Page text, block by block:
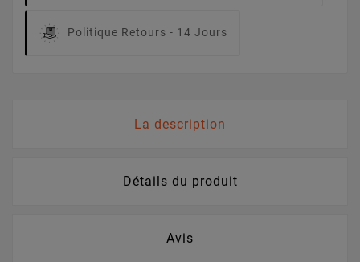
Politique Retours - 14 Jours
La description
Détails du produit
Avis